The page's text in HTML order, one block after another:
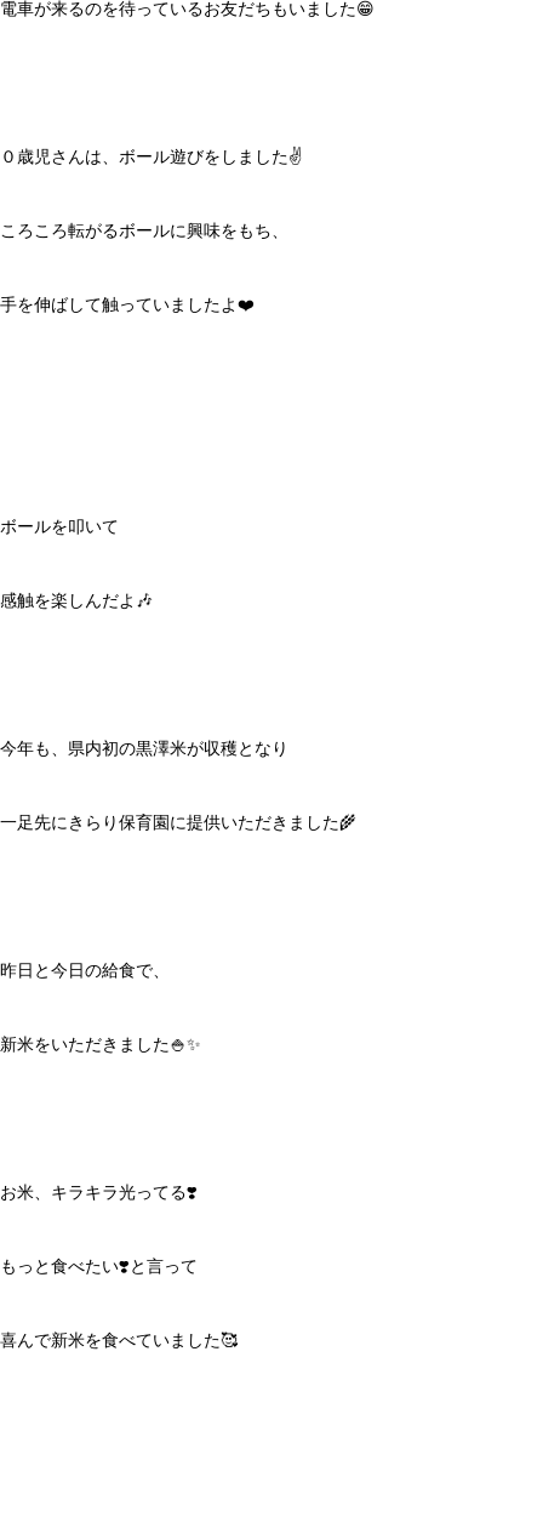
電車が来るのを待っているお友だちもいました😁
０歳児さんは、ボール遊びをしました✌️
ころころ転がるボールに興味をもち、
手を伸ばして触っていましたよ❤️
ボールを叩いて
感触を楽しんだよ🎶
今年も、県内初の黒澤米が収穫となり
一足先にきらり保育園に提供いただきました🌾
昨日と今日の給食で、
新米をいただきました🍚✨
お米、キラキラ光ってる❣️
もっと食べたい❣️と言って
喜んで新米を食べていました🥰